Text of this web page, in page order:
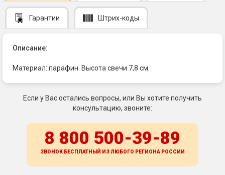
Гарантии Штрих-коды
Описание:
Материал: парафин. Высота свечи 7,8 см.
Если у Вас остались вопросы, или Вы хотите получить
консультацию, звоните:
8 800 500-39-89
ЗВОНОК БЕСПЛАТНЫЙ ИЗ ЛЮБОГО РЕГИОНА РОССИИ